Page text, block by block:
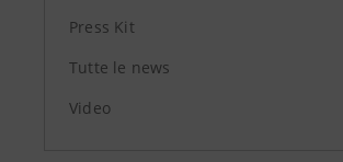
Press Kit
Tutte le news
Video